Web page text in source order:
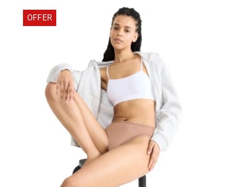
15,30 €.
OFFER